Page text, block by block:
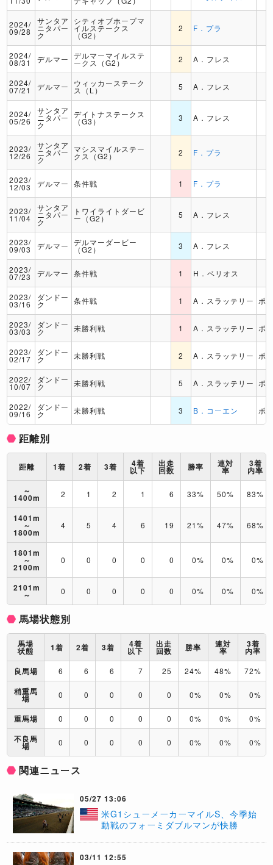
2024/
09/28
サンタア
ニタパー
ク
シティオブホープマ
イルステークス
（G2）
2 F．プラ
2024/
08/31 デルマー デルマーマイルステ
ークス（G2） 2 A．フレス
2024/
07/21 デルマー ウィッカーステーク
ス（L） 5 A．フレス
2024/
05/26
サンタア
ニタパー
ク
デイトナステークス
（G3） 3 A．フレス
2023/
12/26
サンタア
ニタパー
ク
マシスマイルステー
クス（G2） 2 F．プラ
2023/
12/03 デルマー 条件戦 1 F．プラ
2023/
11/04
サンタア
ニタパー
ク
トワイライトダービ
ー（G2） 5 A．フレス
2023/
09/03 デルマー デルマーダービー
（G2） 3 A．フレス
2023/
07/23 デルマー 条件戦 1 H．ベリオス
2023/
03/16
ダンドー
ク 条件戦 1 A．スラッテリー ポ
2023/
03/03
ダンドー
ク 未勝利戦 1 A．スラッテリー ポ
2023/
02/17
ダンドー
ク 未勝利戦 2 A．スラッテリー ポ
2022/
10/07
ダンドー
ク 未勝利戦 5 A．スラッテリー ポ
2022/
09/16
ダンドー
ク 未勝利戦 3 B．コーエン ポ
距離別
距離 1着 2着 3着 4着
以下
出走
回数 勝率 連対
率
3着
内率
～
1400m 2 1 2 1 6 33% 50% 83%
1401m
～
1800m
4 5 4 6 19 21% 47% 68%
1801m
～
2100m
0 0 0 0 0 0% 0% 0%
2101m
～ 0 0 0 0 0 0% 0% 0%
馬場状態別
馬場
状態 1着 2着 3着 4着
以下
出走
回数 勝率 連対
率
3着
内率
良馬場
6 6 6 7 25 24% 48% 72%
稍重馬
場 0 0 0 0 0 0% 0% 0%
重馬場 0 0 0 0 0 0% 0% 0%
不良馬
場 0 0 0 0 0 0% 0% 0%
関連ニュース
05/27 13:06
米G1シューメーカーマイルS、今季始
動戦のフォーミダブルマンが快勝
03/11 12:55